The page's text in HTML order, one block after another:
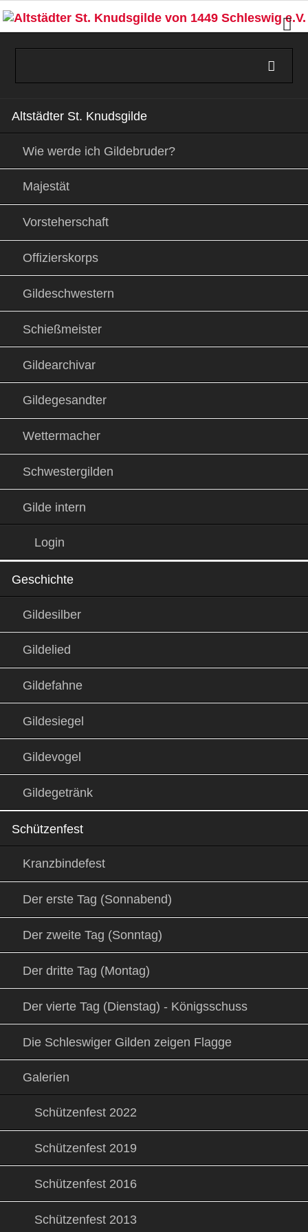
Altstädter St. Knudsgilde
Wie werde ich Gildebruder?
Majestät
Vorsteherschaft
Offizierskorps
Gildeschwestern
Schießmeister
Gildearchivar
Gildegesandter
Wettermacher
Schwestergilden
Gilde intern
Login
Geschichte
Gildesilber
Gildelied
Gildefahne
Gildesiegel
Gildevogel
Gildegetränk
Schützenfest
Kranzbindefest
Der erste Tag (Sonnabend)
Der zweite Tag (Sonntag)
Der dritte Tag (Montag)
Der vierte Tag (Dienstag) - Königsschuss
Die Schleswiger Gilden zeigen Flagge
Galerien
Schützenfest 2022
Schützenfest 2019
Schützenfest 2016
Schützenfest 2013